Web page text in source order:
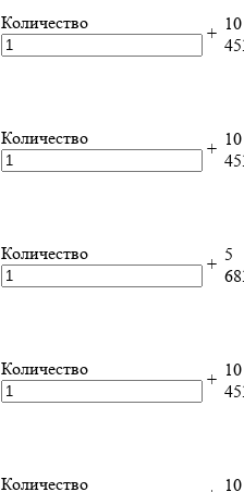
Количество
+ 10
Количество
+ 10
Количество
+ 5
Количество
+ 10
Количество
10